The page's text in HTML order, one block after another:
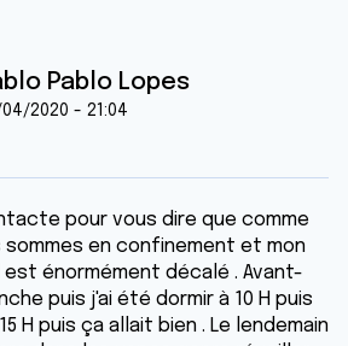
Pablo Lopes
2020 - 21:04
pour vous dire que comme
sommes en confinement et mon
énormément décalé . Avant-
puis j'ai été dormir à 10 H puis
H puis ça allait bien . Le lendemain